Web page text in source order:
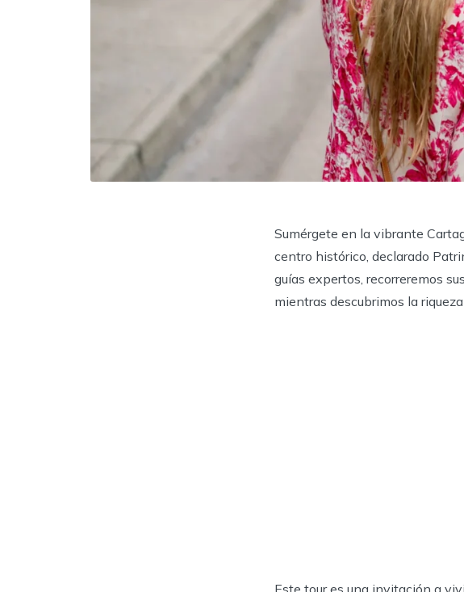
Sumérgete en la vibrante
centro histórico, declarado
guías expertos, recorreremos
mientras descubrimos la
Este tour es una invitación a